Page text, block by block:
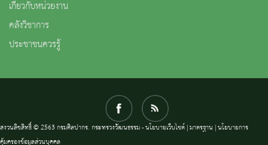
เกี่ยวกับหน่วยงาน
คลังวิชาการ
ประชาชนควรรู้
สงวนลิขสิทธิ์ © 2563 กรมศิลปากร. กระทรวงวัฒนธรรม -นโยบายเว็บไซต์|มาตรฐาน |นโยบายการ
คุ้มครองข้อมูลส่วนบุคคล